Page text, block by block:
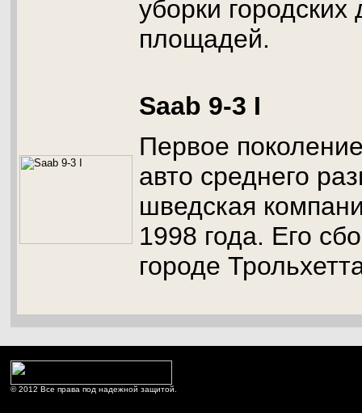
уборки городских
площадей.
Saab 9-3 I
Первое
авто среднего
шведская
1998 года. Его
городе
© 2012 Все права под надежной защитой.